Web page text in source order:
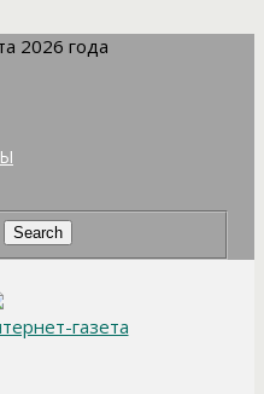
2026 года
газета